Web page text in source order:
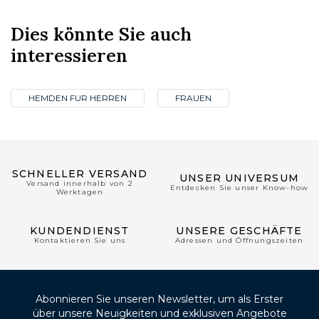
Dies könnte Sie auch
interessieren
HEMDEN FUR HERREN FRAUEN
SCHNELLER VERSAND
Versand innerhalb von 2
Werktagen
UNSER UNIVERSUM
Entdecken Sie unser Know-how
KUNDENDIENST
Kontaktieren Sie uns
UNSERE GESCHÄFTE
Adressen und Öffnungszeiten
Abonnieren Sie unseren Newsletter, um als Erster
über unsere Neuigkeiten und exklusiven Angebote